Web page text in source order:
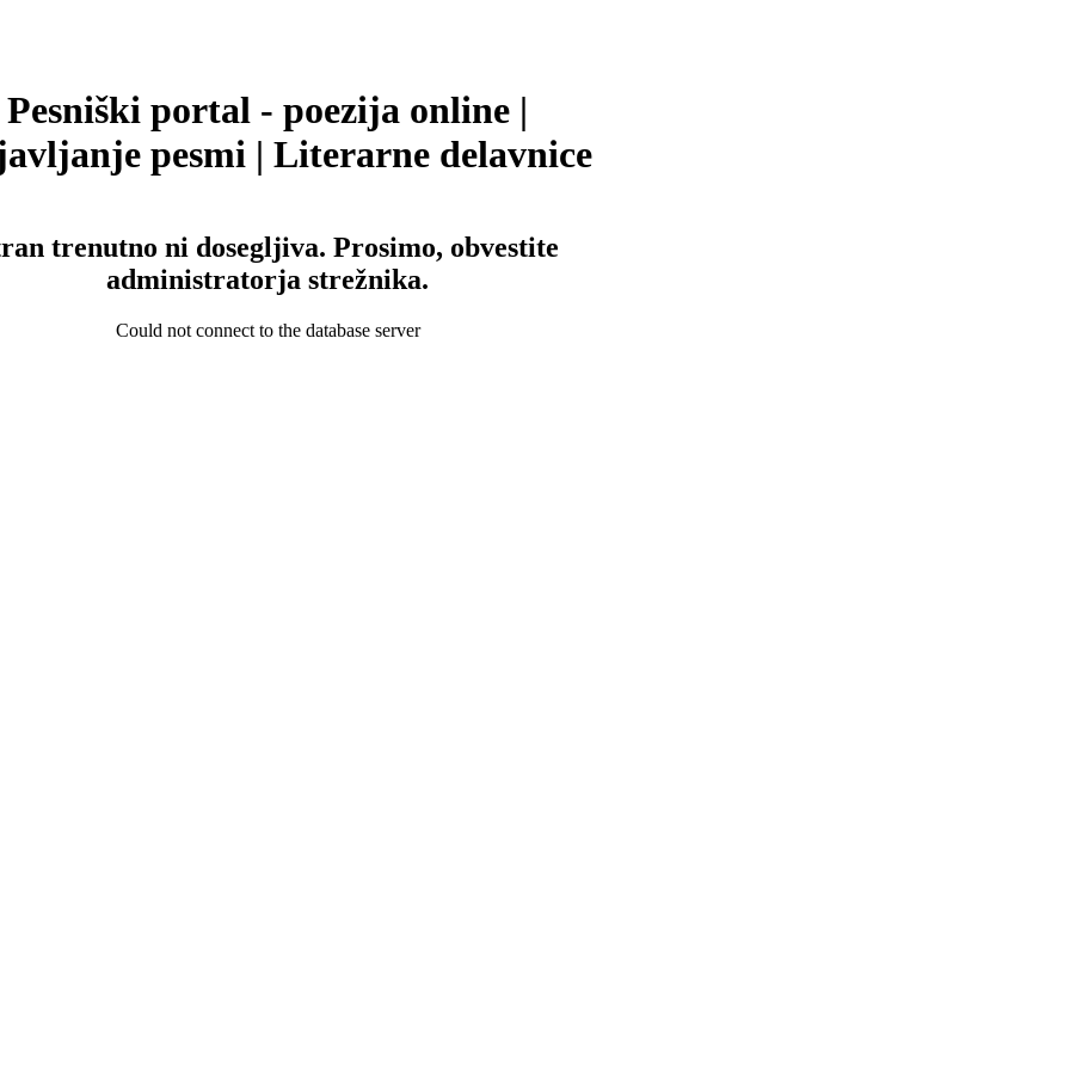
Pesniški portal - poezija online |
pesmi | Literarne delavnice
trenutno ni dosegljiva. Prosimo, obvestite
administratorja strežnika.
Could not connect to the database server